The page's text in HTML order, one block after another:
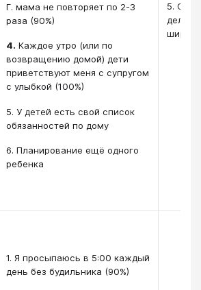
Г. мама не повторяет по 2-3
раза (90%)
4. Каждое утро (или по
возвращению домой) дети
приветствуют меня с супругом
с улыбкой (100%)
5. У детей есть свой список
обязанностей по дому
6. Планирование ещё одного
ребенка
5.
дел
1. Я просыпаюсь в 5:00 каждый
день без будильника (90%)